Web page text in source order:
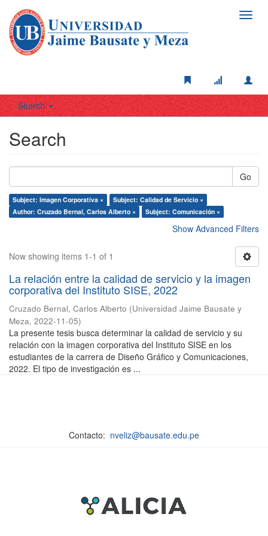
Search
Search
Go
Subject: Imagen Corporativa ×
Subject: Calidad de Servicio ×
Author: Cruzado Bernal, Carlos Alberto ×
Subject: Comunicación ×
Show Advanced Filters
Now showing items 1-1 of 1
La relación entre la calidad de servicio y la imagen
corporativa del Instituto SISE, 2022
Cruzado Bernal, Carlos Alberto (Universidad Jaime Bausate y
Meza, 2022-11-05)
La presente tesis busca determinar la calidad de servicio y su
relación con la imagen corporativa del Instituto SISE en los
estudiantes de la carrera de Diseño Gráfico y Comunicaciones,
2022. El tipo de investigación es ...
Contacto: nveliz@bausate.edu.pe